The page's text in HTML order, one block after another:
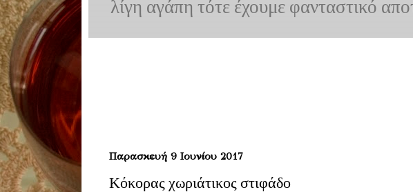
λίγη αγάπη τότε έχουμε φανταστικό
Παρασκευή 9 Ιουνίου 2017
Κόκορας χωριάτικος στιφάδο